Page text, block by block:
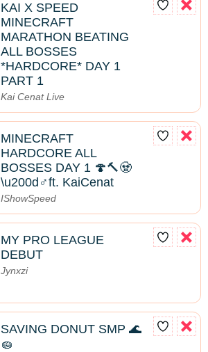
KAI X SPEED
MINECRAFT
MARATHON BEATING
ALL BOSSES
*HARDCORE* DAY 1
PART 1
Kai Cenat Live
MINECRAFT
HARDCORE ALL
BOSSES DAY 1 🍄🔨🧟
\u200d♂️ft. KaiCenat
IShowSpeed
MY PRO LEAGUE
DEBUT
Jynxzi
SAVING DONUT SMP 🌊
🧽